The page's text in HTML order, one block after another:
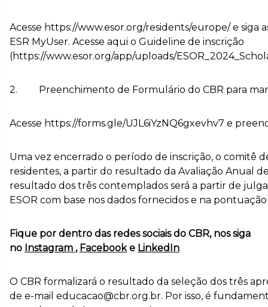
Acesse https://www.esor.org/residents/europe/ e siga
ESR MyUser. Acesse aqui o Guideline de inscrição
(https://www.esor.org/app/uploads/
2. Preenchimento de Formulário do CBR para
Acesse https://forms.gle/UJL6iYzNQ6gxevhv7 e
Uma vez encerrado o período de inscrição, o comitê
residentes, a partir do resultado da Avaliação Anual
resultado dos três contemplados será a partir de
ESOR com base nos dados fornecidos e na
Fique por dentro das redes sociais do CBR, nos siga
no Instagram , Facebooke LinkedIn
O CBR formalizará o resultado da seleção dos três
de e-mail educacao@cbr.org.br. Por isso, é